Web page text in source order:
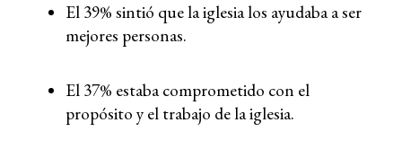
El 39% sintió que la iglesia los ayudaba a ser
mejores personas.
El 37% estaba comprometido con el
propósito y el trabajo de la iglesia.